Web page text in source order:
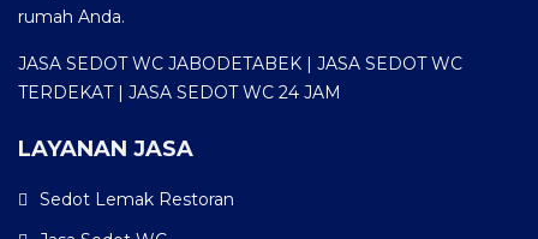
rumah Anda.
JASA SEDOT WC JABODETABEK | JASA SEDOT WC
TERDEKAT | JASA SEDOT WC 24 JAM
LAYANAN JASA
Sedot Lemak Restoran